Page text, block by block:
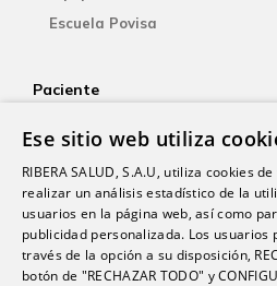
Escuela Povisa
Paciente
YOsalud
Atención al paciente
Guía del paciente
Consentimiento informado
Paciente internacional
Ese sitio web utiliza
RIBERA SALUD, S.A.U, utiliza cookies
realizar un análisis estadístico de la
usuarios en la página web, así como
publicidad personalizada. Los usuarios
través de la opción a su disposición,
botón de "RECHAZAR TODO" y